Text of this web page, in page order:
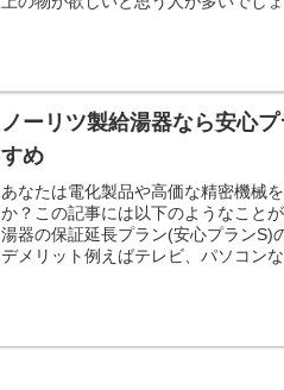
ノーリツ製給湯器なら安心
すめ
あなたは電化製品や高価な精密機械
か？この記事には以下のようなこと
湯器の保証延長プラン(安心プランS)
デメリット例えばテレビ、パソコン